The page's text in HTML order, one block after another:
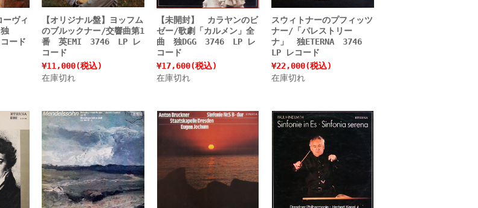
ーヴィ
ード
【オリジナル盤】ヨッフム
のブルックナー/交響曲第1
番 英EMI 3746 LP レ
コード
¥11,000(税込)
在庫切れ
【未開封】 カラヤンのビ
ゼー/歌劇「カルメン」全
曲 独DGG 3746 LP レ
コード
¥17,600(税込)
在庫切れ
スウィトナーのプフィッツ
ナー/「パレストリー
ナ」 独ETERNA 3746
LP レコード
¥22,000(税込)
在庫切れ